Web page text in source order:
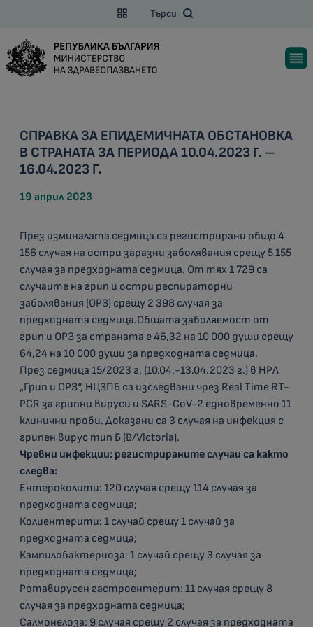
Търси
СПРАВКА ЗА ЕПИДЕМИЧНАТА ОБСТАНОВКА
В СТРАНАТА ЗА ПЕРИОДА 10.04.2023 Г. –
16.04.2023 Г.
19 април 2023
През изминалата седмица са регистрирани общо 4
156 случая на остри заразни заболявания срещу 5 155
случая за предходната седмица. От тях 1 729 са
случаите на грип и остри респираторни
заболявания (ОРЗ) срещу 2 398 случая за
предходната седмица.Общата заболяемост от
грип и ОРЗ за страната е 46,32 на 10 000 души срещу
64,24 на 10 000 души за предходната седмица.
През седмица 15/2023 г. (10.04.-13.04.2023 г.) в НРЛ
„Грип и ОРЗ“, НЦЗПБ са изследвани чрез Real Time RT-
PCR за грипни вируси и SARS-CoV-2 едновременно 11
клинични проби. Доказани са 3 случая на инфекция с
грипен вирус тип Б (B/Victoria).
Чревни инфекции: регистрираните случаи са както
следва:
Ентероколити: 120 случая срещу 114 случая за
предходната седмица;
Колиентерити: 1 случай срещу 1 случай за
предходната седмица;
Кампилобактериоза: 1 случай срещу 3 случая за
предходната седмица;
Ротавирусен гастроентерит: 11 случая срещу 8
случая за предходната седмица;
Салмонелоза: 9 случая срещу 2 случая за предходната